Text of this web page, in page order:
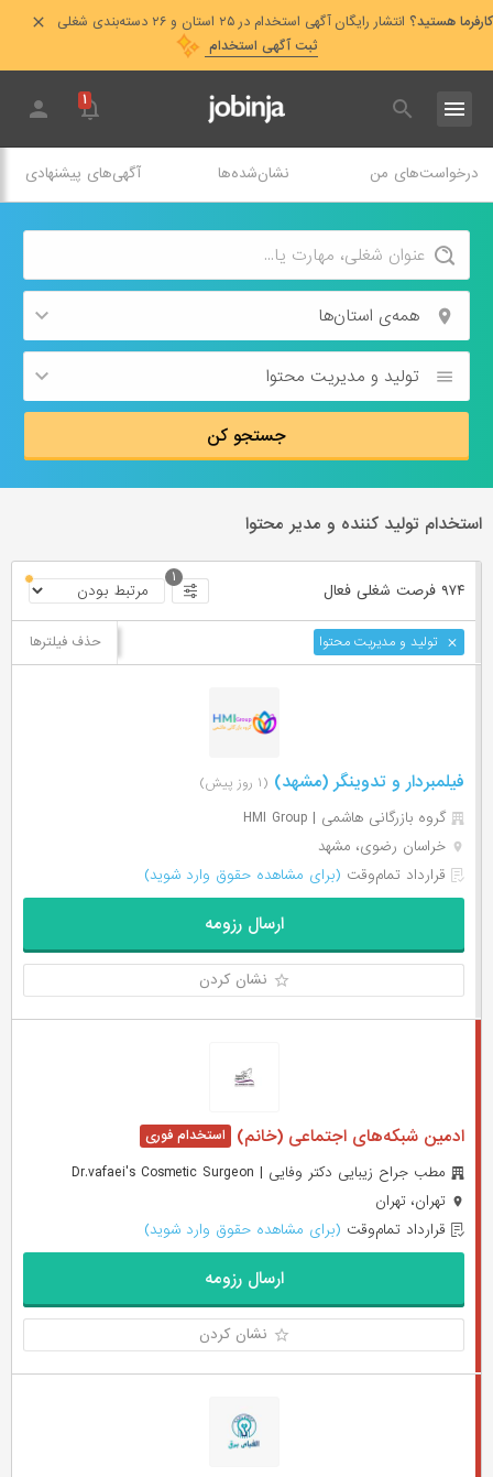
کارفرما هستید؟ انتشار رایگان آگهی استخدام در ۲۵ استان و ۲۶ دسته‌بندی شغلی
ثبت آگهی استخدام
۱
درخواست‌های من نشان‌شده‌ها آگهی‌های پیشنهادی
همه‌ی استان‌ها
تولید و مدیریت محتوا
جستجو کن
استخدام تولید کننده و مدیر محتوا
۹۷۴ فرصت ‌شغلی فعال
۱
تولید و مدیریت محتوا حذف فیلترها
فیلمبردار و تدوینگر (مشهد) (۱ روز پیش)
گروه بازرگانی هاشمی | HMI Group
خراسان رضوی، مشهد
قرارداد تمام‌وقت (برای مشاهده حقوق وارد شوید)
ارسال رزومه
نشان کردن
ادمین شبکه‌های اجتماعی (خانم)
مطب جراح زیبایی دکتر وفایی | Dr.vafaei's Cosmetic Surgeon
تهران، تهران
قرارداد تمام‌وقت (برای مشاهده حقوق وارد شوید)
ارسال رزومه
نشان کردن